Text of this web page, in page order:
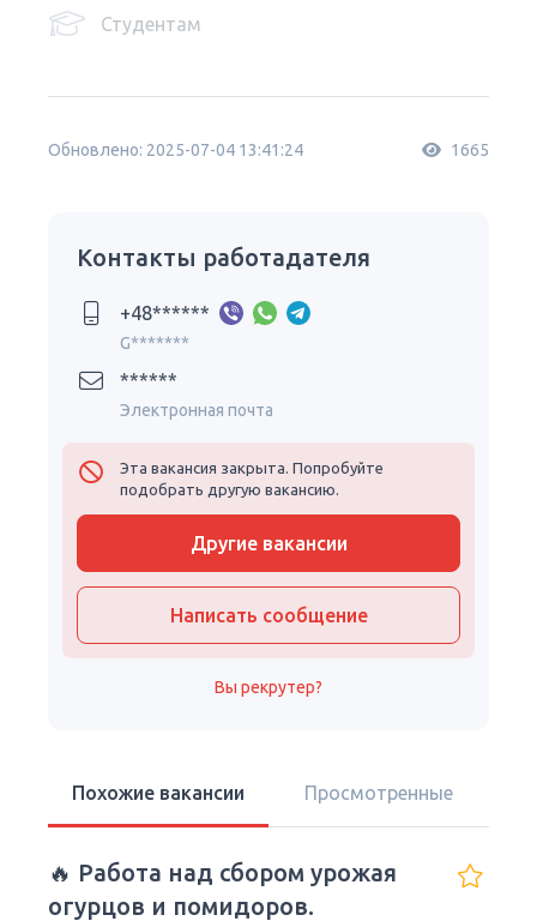
Студентам
Обновлено: 2025-07-04 13:41:24 1665
Контакты работадателя
+48******
G*******
******
Электронная почта
Эта вакансия закрыта. Попробуйте
подобрать другую вакансию.
Другие вакансии
Написать сообщение
Вы рекрутер?
Похожие вакансии Просмотренные
🔥 Работа над сбором урожая
огурцов и помидоров.